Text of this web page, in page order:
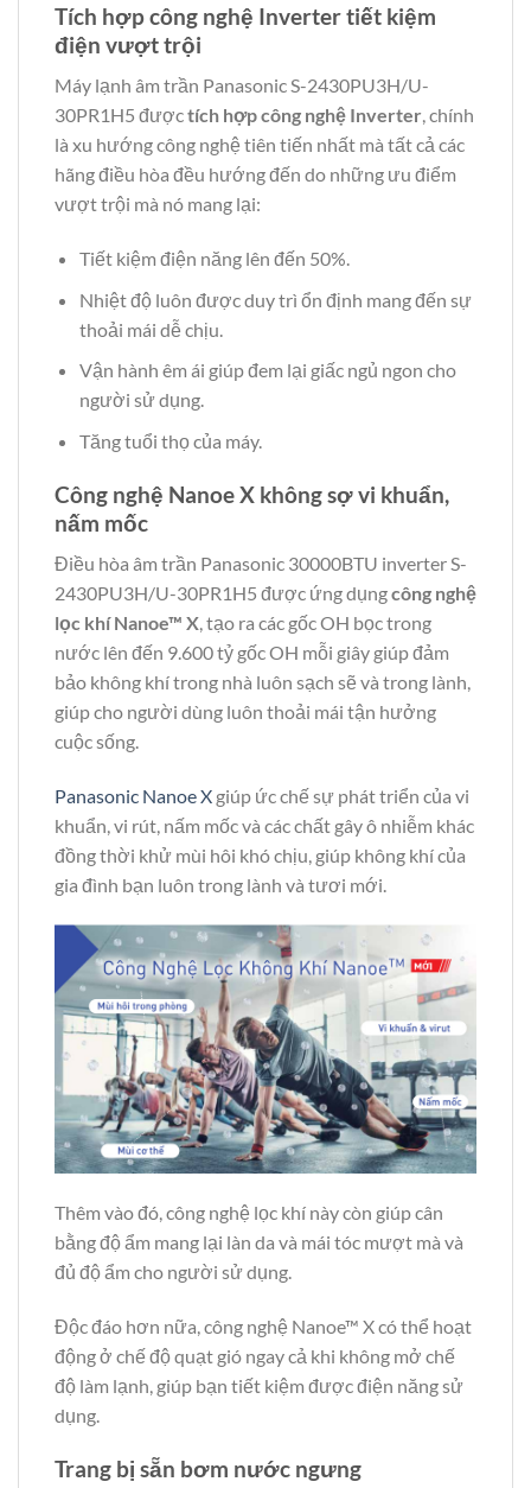
Tích hợp công nghệ Inverter tiết kiệm
điện vượt trội
Máy lạnh âm trần Panasonic S-2430PU3H/U-
30PR1H5 đượctích hợp công nghệ Inverter, chính
là xu hướng công nghệ tiên tiến nhất mà tất cả các
hãng điều hòa đều hướng đến do những ưu điểm
vượt trội mà nó mang lại:
Tiết kiệm điện năng lên đến 50%.
Nhiệt độ luôn được duy trì ổn định mang đến sự
thoải mái dễ chịu.
Vận hành êm ái giúp đem lại giấc ngủ ngon cho
người sử dụng.
Tăng tuổi thọ của máy.
Công nghệ Nanoe X không sợ vi khuẩn,
nấm mốc
Điều hòa âm trần Panasonic 30000BTU inverter S-
2430PU3H/U-30PR1H5 được ứng dụngcông nghệ
lọc khí Nanoe™ X, tạo ra các gốc OH bọc trong
nước lên đến 9.600 tỷ gốc OH mỗi giây giúp đảm
bảo không khí trong nhà luôn sạch sẽ và trong lành,
giúp cho người dùng luôn thoải mái tận hưởng
cuộc sống.
Panasonic Nanoe X giúp ức chế sự phát triển của vi
khuẩn, vi rút, nấm mốc và các chất gây ô nhiễm khác
đồng thời khử mùi hôi khó chịu, giúp không khí của
gia đình bạn luôn trong lành và tươi mới.
Thêm vào đó, công nghệ lọc khí này còn giúp cân
bằng độ ẩm mang lại làn da và mái tóc mượt mà và
đủ độ ẩm cho người sử dụng.
Độc đáo hơn nữa, công nghệ Nanoe™ X có thể hoạt
động ở chế độ quạt gió ngay cả khi không mở chế
độ làm lạnh, giúp bạn tiết kiệm được điện năng sử
dụng.
Trang bị sẵn bơm nước ngưng